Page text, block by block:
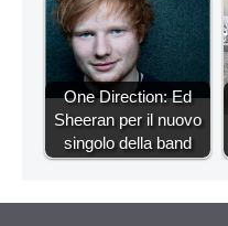
One Direction: Ed
Sheeran per il nuovo
singolo della band